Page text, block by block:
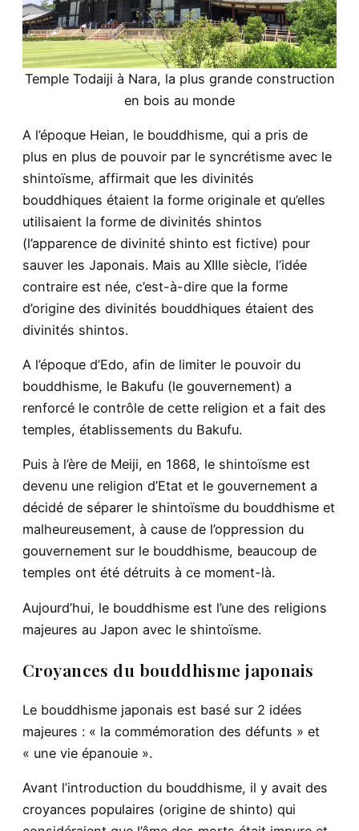
Temple Todaiji à Nara, la plus grande construction
en bois au monde
A l’époque Heian, le bouddhisme, qui a pris de
plus en plus de pouvoir par le syncrétisme avec le
shintoïsme, affirmait que les divinités
bouddhiques étaient la forme originale et qu’elles
utilisaient la forme de divinités shintos
(l’apparence de divinité shinto est fictive) pour
sauver les Japonais. Mais au XIIIe siècle, l’idée
contraire est née, c’est-à-dire que la forme
d’origine des divinités bouddhiques étaient des
divinités shintos.
A l’époque d’Edo, afin de limiter le pouvoir du
bouddhisme, le Bakufu (le gouvernement) a
renforcé le contrôle de cette religion et a fait des
temples, établissements du Bakufu.
Puis à l’ère de Meiji, en 1868, le shintoïsme est
devenu une religion d’Etat et le gouvernement a
décidé de séparer le shintoïsme du bouddhisme et
malheureusement, à cause de l’oppression du
gouvernement sur le bouddhisme, beaucoup de
temples ont été détruits à ce moment-là.
Aujourd’hui, le bouddhisme est l’une des religions
majeures au Japon avec le shintoïsme.
Croyances du bouddhisme japonais
Le bouddhisme japonais est basé sur 2 idées
majeures : « la commémoration des défunts » et
« une vie épanouie ».
Avant l’introduction du bouddhisme, il y avait des
croyances populaires (origine de shinto) qui